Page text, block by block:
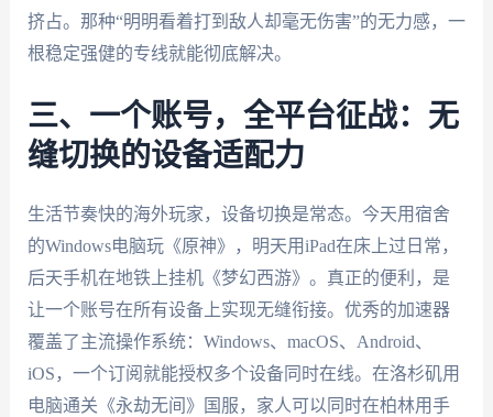
挤占。那种“明明看着打到敌人却毫无伤害”的无力感，一
根稳定强健的专线就能彻底解决。
三、一个账号，全平台征战：无
缝切换的设备适配力
生活节奏快的海外玩家，设备切换是常态。今天用宿舍
的Windows电脑玩《原神》，明天用iPad在床上过日常，
后天手机在地铁上挂机《梦幻西游》。真正的便利，是
让一个账号在所有设备上实现无缝衔接。优秀的加速器
覆盖了主流操作系统：Windows、macOS、Android、
iOS，一个订阅就能授权多个设备同时在线。在洛杉矶用
电脑通关《永劫无间》国服，家人可以同时在柏林用手